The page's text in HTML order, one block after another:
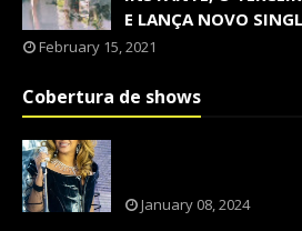
E LANÇA NOVO
February 15, 2021
Cobertura de shows
January 08, 2024